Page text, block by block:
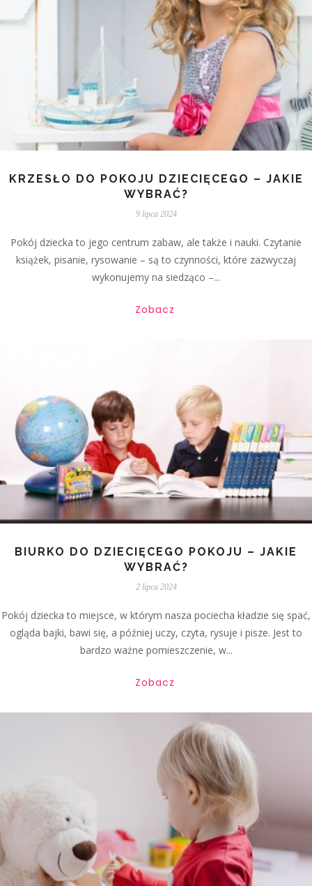
KRZESŁO DO POKOJU DZIECIĘCEGO – JAKIE
WYBRAĆ?
9 lipca 2024
Pokój dziecka to jego centrum zabaw, ale także i nauki. Czytanie
książek, pisanie, rysowanie – są to czynności, które zazwyczaj
wykonujemy na siedząco –...
Zobacz
BIURKO DO DZIECIĘCEGO POKOJU – JAKIE
WYBRAĆ?
2 lipca 2024
Pokój dziecka to miejsce, w którym nasza pociecha kładzie się spać,
ogląda bajki, bawi się, a później uczy, czyta, rysuje i pisze. Jest to
bardzo ważne pomieszczenie, w...
Zobacz